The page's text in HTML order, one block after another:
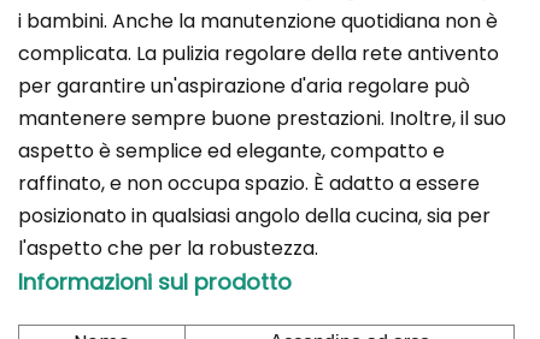
i bambini. Anche la manutenzione quotidiana non è
complicata. La pulizia regolare della rete antivento
per garantire un'aspirazione d'aria regolare può
mantenere sempre buone prestazioni. Inoltre, il suo
aspetto è semplice ed elegante, compatto e
raffinato, e non occupa spazio. È adatto a essere
posizionato in qualsiasi angolo della cucina, sia per
l'aspetto che per la robustezza.
Informazioni sul prodotto